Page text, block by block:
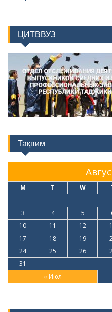
ЦИТВВУЗ
Тақвим
M T W
« Июл
3
4 5
10
11 12
17
18 19
24
25 26
31